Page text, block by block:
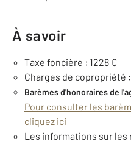
À savoir
Taxe foncière : 1228 €
Charges de copropriété :
Barèmes d'honoraires de
Pour consulter les
cliquez ici
Les informations sur les